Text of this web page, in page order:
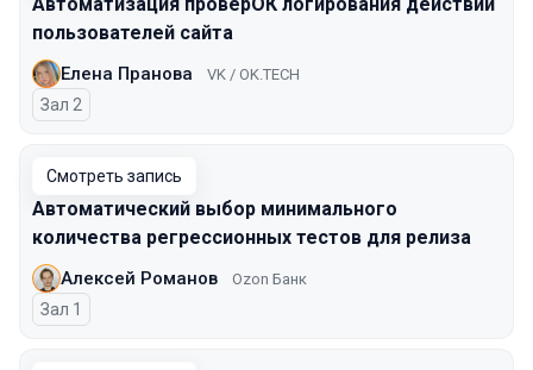
пользователей сайта
Елена Пранова VK / OK.TECH
Зал 2
Смотреть запись
Автоматический выбор минимального
количества регрессионных тестов для релиза
Алексей Романов Ozon Банк
Зал 1